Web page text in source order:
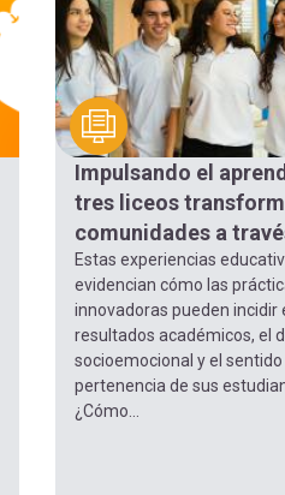
Impulsando el
tres liceos
comunidades a
Estas experiencias
evidencian cómo las
innovadoras pueden incidir
resultados académicos, el
socioemocional y el sentido
pertenencia de sus
¿Cómo...